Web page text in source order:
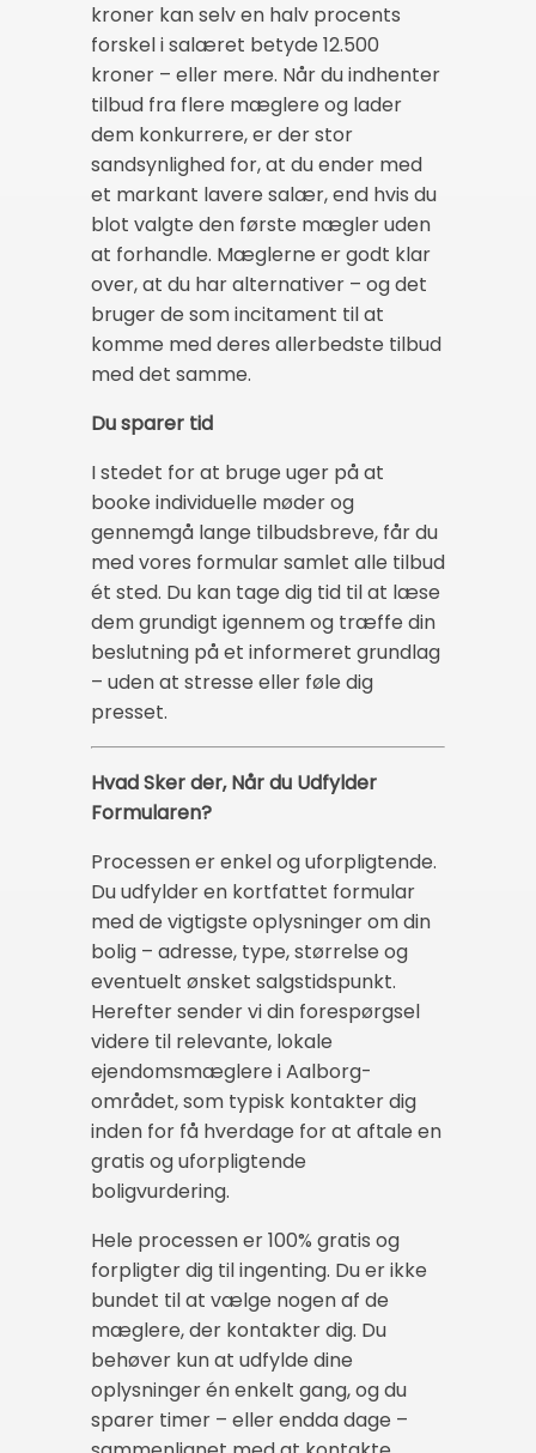
kroner kan selv en halv procents
forskel i salæret betyde 12.500
kroner – eller mere. Når du indhenter
tilbud fra flere mæglere og lader
dem konkurrere, er der stor
sandsynlighed for, at du ender med
et markant lavere salær, end hvis du
blot valgte den første mægler uden
at forhandle. Mæglerne er godt klar
over, at du har alternativer – og det
bruger de som incitament til at
komme med deres allerbedste tilbud
med det samme.
Du sparer tid
I stedet for at bruge uger på at
booke individuelle møder og
gennemgå lange tilbudsbreve, får du
med vores formular samlet alle tilbud
ét sted. Du kan tage dig tid til at læse
dem grundigt igennem og træffe din
beslutning på et informeret grundlag
– uden at stresse eller føle dig
presset.
Hvad Sker der, Når du Udfylder
Formularen?
Processen er enkel og uforpligtende.
Du udfylder en kortfattet formular
med de vigtigste oplysninger om din
bolig – adresse, type, størrelse og
eventuelt ønsket salgstidspunkt.
Herefter sender vi din forespørgsel
videre til relevante, lokale
ejendomsmæglere i Aalborg-
området, som typisk kontakter dig
inden for få hverdage for at aftale en
gratis og uforpligtende
boligvurdering.
Hele processen er 100% gratis og
forpligter dig til ingenting. Du er ikke
bundet til at vælge nogen af de
mæglere, der kontakter dig. Du
behøver kun at udfylde dine
oplysninger én enkelt gang, og du
sparer timer – eller endda dage –